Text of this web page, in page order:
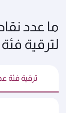
ما عدد
لترقية
ترقية فئة